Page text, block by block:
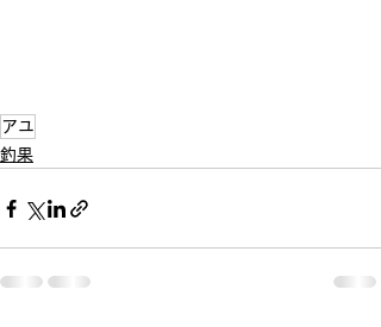
アユ
釣果